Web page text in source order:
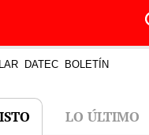
DATEC BOLETÍN
LO ÚLTIMO